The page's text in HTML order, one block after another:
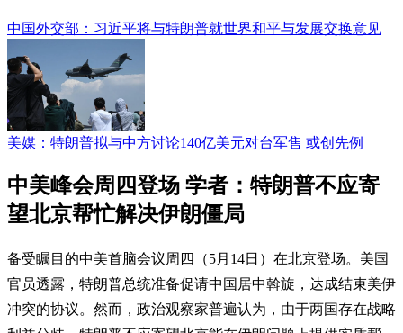
中国外交部：习近平将与特朗普就世界和平与发展交换意见
美媒：特朗普拟与中方讨论140亿美元对台军售 或创先例
中美峰会周四登场 学者：特朗普不应寄
望北京帮忙解决伊朗僵局
备受瞩目的中美首脑会议周四（5月14日）在北京登场。美国
官员透露，特朗普总统准备促请中国居中斡旋，达成结束美伊
冲突的协议。然而，政治观察家普遍认为，由于两国存在战略